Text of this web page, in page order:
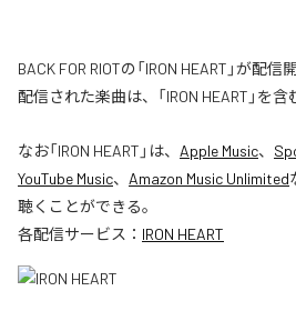
BACK FOR RIOTの「IRON HEART」が配
配信された楽曲は、「IRON HEART」を含
なお「IRON HEART 」は、 Apple Music、
YouTube Music、 Amazon Music Unlimited
聴くことができる。
各配信サービス： IRON HEART